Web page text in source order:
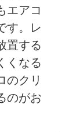
エアコ
す。レ
置する
くなる
のクリ
のがお